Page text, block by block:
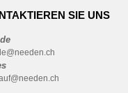
SIE UNS